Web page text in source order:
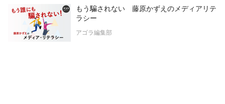
もう騙されない 藤原かずえのメディアリテ
ラシー
アゴラ編集部